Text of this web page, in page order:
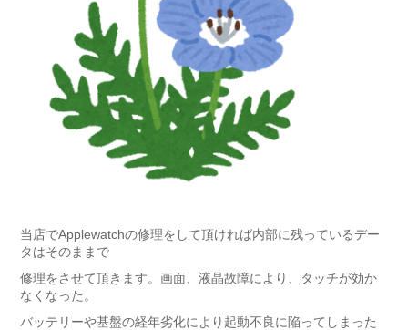
当店でApplewatchの修理をして頂ければ内部に残っているデー
タはそのままで
修理をさせて頂きます。画面、液晶故障により、タッチが効か
なくなった。
バッテリーや基盤の経年劣化により起動不良に陥ってしまった